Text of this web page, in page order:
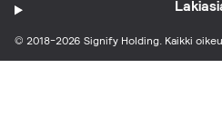
© 2018-2026 Signify Holding. Kaikki